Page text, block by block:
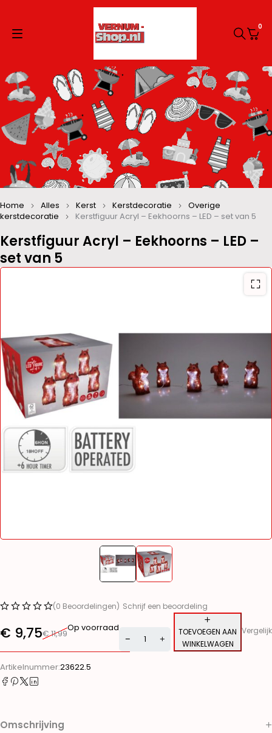
0
Kerstfiguur Acryl – Eekhoorns – LED –
set van 5
Home Alles Kerst Kerstdecoratie
Overige
kerstdecoratie
Kerstfiguur Acryl – Eekhoorns – LED – set van 5
(0 Beoordelingen) Schrijf een beoordeling
€11,99
€ 9,75 Op voorraad
TOEVOEGEN AAN
WINKELWAGEN
Alternative:
Vergelijk
Artikelnummer:23622.5
Omschrijving